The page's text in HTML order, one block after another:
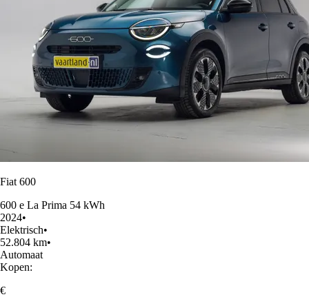
Fiat 600
600 e La Prima 54 kWh
2024•
Elektrisch•
52.804 km•
Automaat
Kopen:
€